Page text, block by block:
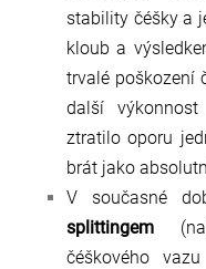
stability čéšky a
kloub a
trvalé poškození
další
ztratilo oporu
brát jako
V současné
splittingem
čéškového